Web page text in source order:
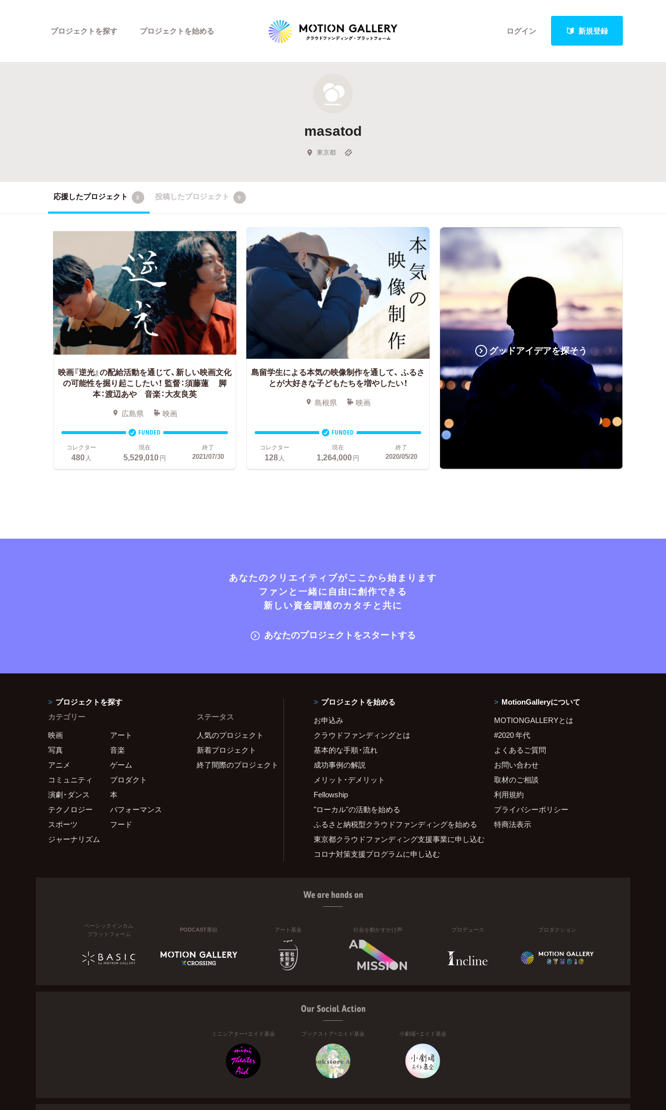
ログイン 新規登録
プロジェクトを探す
新着プロジェクト
Feature
キュレーターから探す
プロジェクトを始める
masatod
東京都
応援したプロジェクト 2 投稿したプロジェクト 0
映画『逆光』の配給活動を通じて、新しい映画文化
の可能性を掘り起こしたい！ 監督：須藤蓮 脚
本：渡辺あや 音楽：大友良英
広島県 映画
FUNDED
コレクター
480人
現在
5,529,010円
終了
2021/07/30
島留学生による本気の映像制作を通して、 ふるさ
とが大好きな子どもたちを増やしたい！
島根県 映画
FUNDED
コレクター
128人
現在
1,264,000円
終了
2020/05/20
グッドアイデアを探そう
あなたのクリエイティブがここから始まります
ファンと一緒に自由に創作できる
新しい資金調達のカタチと共に
あなたのプロジェクトをスタートする
プロジェクトを探す
カテゴリー
映画
アート
写真
音楽
アニメ
ゲーム
コミュニティ
プロダクト
演劇・ダンス
本
テクノロジー
パフォーマンス
スポーツ
フード
ジャーナリズム
ステータス
人気のプロジェクト
新着プロジェクト
終了間際のプロジェクト
プロジェクトを始める
お申込み
クラウドファンディングとは
基本的な手順・流れ
成功事例の解説
メリット・デメリット
Fellowship
"ローカル"の活動を始める
ふるさと納税型クラウドファンディングを始める
東京都クラウドファンディング支援事業に申し込む
コロナ対策支援プログラムに申し込む
MotionGalleryについて
MOTIONGALLERYとは
#2020 年代
よくあるご質問
お問い合わせ
取材のご相談
利用規約
プライバシーポリシー
特商法表示
We are hands on
ベーシックインカム
プラットフォーム
PODCAST番組 アート基金 社会を動かすかけ声 プロデュース プロダクション
Our Social Action
ミニシアター・エイド基金 ブックストア・エイド基金 小劇場・エイド基金